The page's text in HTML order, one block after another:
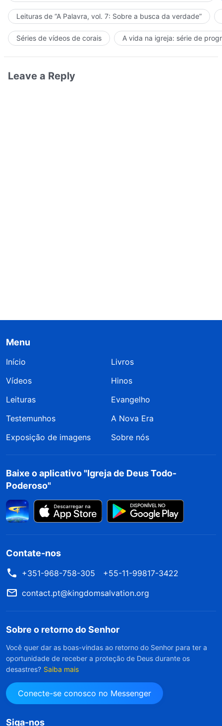
Leituras de “A Palavra, vol. 7: Sobre a busca da verdade”
Séries de vídeos de corais A vida na igreja: série de
Leave a Reply
Menu
Início
Livros
Vídeos
Hinos
Leituras
Evangelho
Testemunhos
A Nova Era
Exposição de imagens
Sobre nós
Baixe o aplicativo "Igreja de Deus Todo-
Poderoso"
Contate-nos
+351-968-758-305
+55-11-99817-3422
contact.pt@kingdomsalvation.org
Sobre o retorno do Senhor
Você quer dar as boas-vindas ao retorno do Senhor para ter a
oportunidade de receber a proteção de Deus durante os
desastres? Saiba mais
Conecte-se conosco no Messenger
Siga-nos